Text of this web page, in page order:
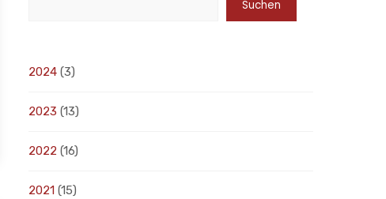
Suchen
2024(3)
2023 (13)
2022 (16)
2021(15)